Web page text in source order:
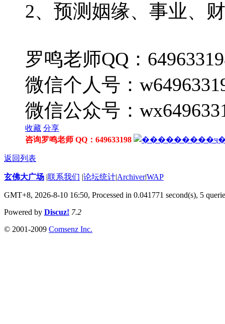
2、预测姻缘、事业、
罗鸣老师QQ：
微信个人号：
微信公众号：
收藏 分享
咨询罗鸣老师 QQ：649633198
返回列表
玄佛大广场 |联系我们 |论坛统计|Archiver|WAP
GMT+8, 2026-8-10 16:50, Processed in 0.041771 second(s), 5
Powered by Discuz! 7.2
© 2001-2009 Comsenz Inc.